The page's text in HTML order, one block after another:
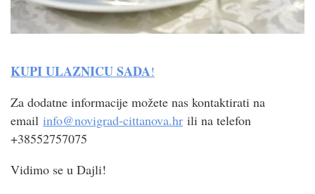
KUPI ULAZNICU SADA!
Za dodatne informacije možete nas kontaktirati na
email info@novigrad-cittanova.hr ili na telefon
+38552757075
Vidimo se u Dajli!